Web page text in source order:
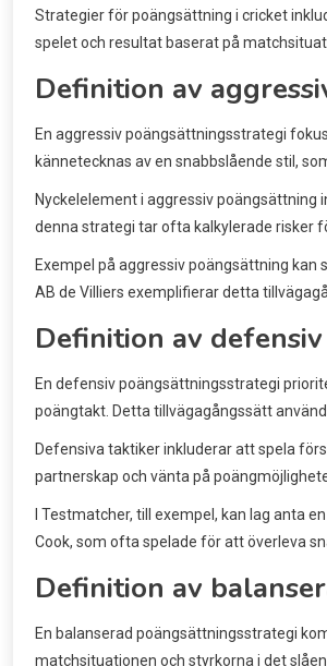
Strategier för poängsättning i cricket
spelet och resultat baserat på
Definition av
En aggressiv poängsättningsstrategi
kännetecknas av en snabbslående stil,
Nyckelelement i aggressiv
denna strategi tar ofta kalkylerade risker
Exempel på aggressiv poängsättning kan
AB de Villiers exemplifierar detta
Definition av
En defensiv poängsättningsstrategi
poängtakt. Detta tillvägagångssätt
Defensiva taktiker inkluderar att spela
partnerskap och vänta på
I Testmatcher, till exempel, kan lag anta
Cook, som ofta spelade för att överleva
Definition av
En balanserad poängsättningsstrategi
matchsituationen och styrkorna i det